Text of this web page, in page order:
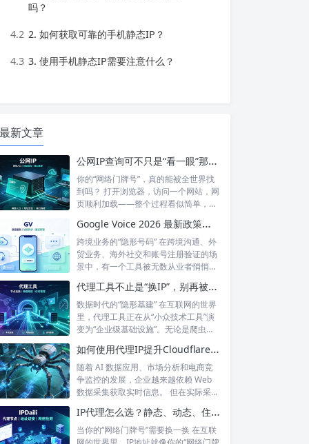
吗？
4.2 2. 如何获取可靠的手机静态IP？
4.3 3. 使用手机静态IP需要注意什么？
最新文章
公网IP查询可不只是“看一眼”那么简单！如何保护你的网络身份？
你的“网络门牌号”，真的能被全世界找
到吗？ 打开浏览器，访问一个网站，网
页顺利加载——整个过程看似简单，但
Google Voice 2026 最新政策解读：付费订阅、Gemini 纪要、实名认证——GV的变与不变
跨境业务的“隐形号码” 在跨境沟通、外
贸业务、海外社交和账号注册验证的场
景中，有一个工具被无数从业者悄悄使
代理工具不止是“换IP”，别再被“免费代理”骗了
数据时代的“隐形基建” 在互联网的世界
里，代理工具正在从“小众技术工具”演
变为“企业级基础设施”。无论是爬虫
如何使用代理IP提升Cloudflare环境下的数据采集稳定性？
随着 AI 数据应用、市场分析和电商竞
争监控的发展，企业越来越依赖 Web
数据采集获取实时信息。 但在实际采...
IP代理怎么选？静态、动态、住宅、机房——别再傻傻分不清，这篇帮你彻底搞懂
当你的“网络门牌号”需要换一换 在互联